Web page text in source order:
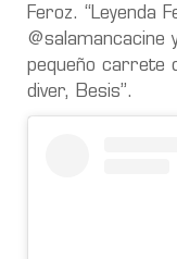
Feroz. “Leyenda
@salamancacine
pequeño carrete
diver, Besis”.